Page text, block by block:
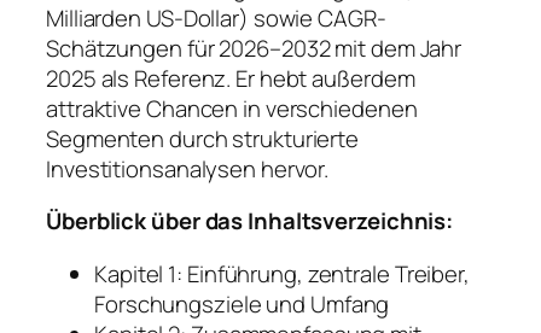
Milliarden US-Dollar) sowie CAGR-
Schätzungen für 2026–2032 mit dem Jahr
2025 als Referenz. Er hebt außerdem
attraktive Chancen in verschiedenen
Segmenten durch strukturierte
Investitionsanalysen hervor.
Überblick über das Inhaltsverzeichnis:
Kapitel 1: Einführung, zentrale Treiber,
Forschungsziele und Umfang